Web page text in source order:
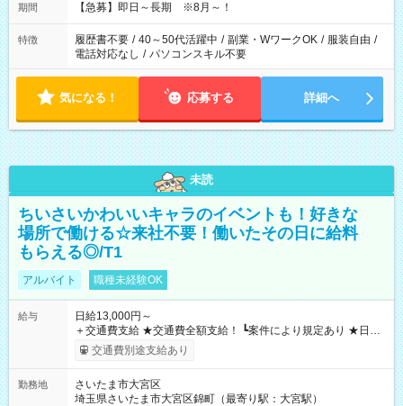
期間 【急募】即日～長期 ※8月～！
特徴 履歴書不要 / 40～50代活躍中 / 副業・WワークOK / 服装自由 /
電話対応なし / パソコンスキル不要
気になる！ 応募する 詳細へ
未読
ちいさいかわいいキャラのイベントも！好きな
場所で働ける☆来社不要！働いたその日に給料
もらえる◎/T1
アルバイト 職種未経験OK
給与
日給13,000円～
＋交通費支給 ★交通費全額支給！ ┗案件により規定あり ★日払
いOK！（規定あり） ┗働いたその日に現金GET♪ お仕事後はコ
ンビニATMから 日払い分を引き落とせます！ 【試用期間】試
交通費別途支給あり
勤務地
さいたま市大宮区
埼玉県さいたま市大宮区錦町（最寄り駅：大宮駅）